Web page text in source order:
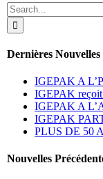
Search
for:
Dernières Nouvelles
IGEPAK A
IGEPAK reçoit
IGEPAK A
IGEPAK
PLUS DE 50
Nouvelles